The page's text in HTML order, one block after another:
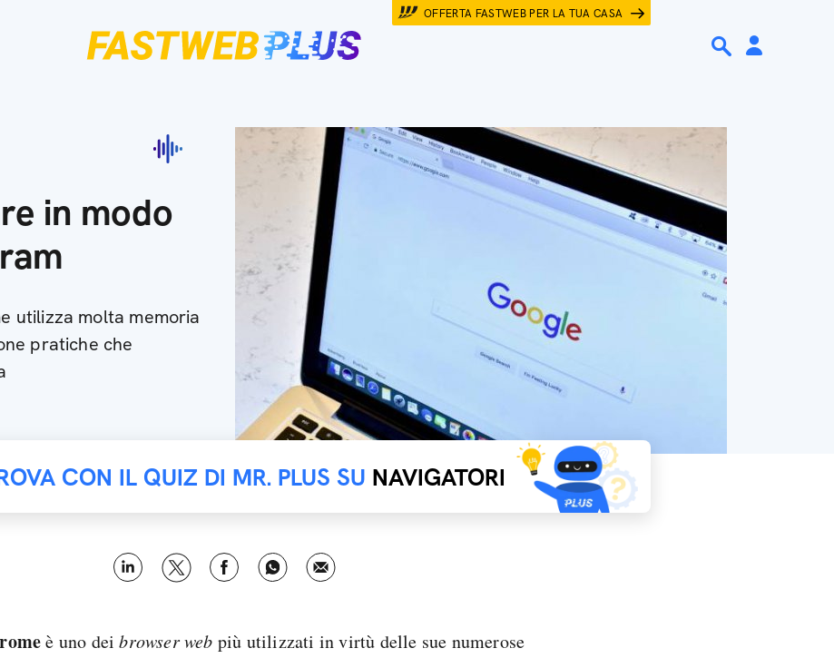
OFFERTA FASTWEB PER LA TUA CASA
in modo
utilizza molta memoria
pratiche che
CON IL QUIZ DI MR. PLUS SU NAVIGATORI
è uno deibrowser web più utilizzati in virtù delle sue numerose